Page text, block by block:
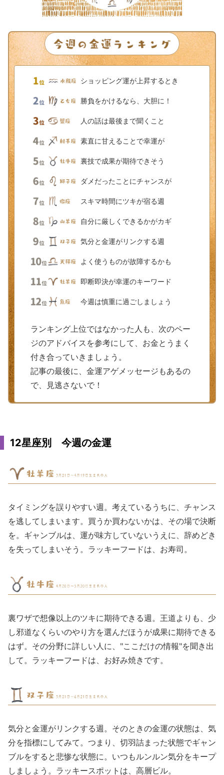
ショッピング運が上昇するとき
勝負をかけるなら、大胆に！
人の話は最後まで聞くこと
素直に甘えることで幸運が
裏技で成果が期待できそう
ダメだったことにチャンスが
スキマ時間にツキが宿る週
自分に厳しくできるかがカギ
気分と金運がリンクする週
よく使うものが故障するかも
即断即決が幸運のキーワード
今週は慎重に過ごしましょう
ランキング上位ではなかった人も、次のペー
ジのアドバイスを参考にして、お金とうまく
付き合っていきましょう。
記事の最後に、金運アゲメッセージもあるの
で、見逃さないで！
12星座別 今週の金運
タイミングを誤りやすい週。考えているうちに、チャンス
を逃してしまいます。買うか買わないかは、その場で決断
を。ギャンブルは、運が味方していないうえに、辞めどき
を失ってしまいそう。ラッキーフードは、お寿司。
裏ワザで想像以上のツキに期待できる週。王道よりも、少
し邪道なくらいのやり方を選んだほうが成果に期待できる
はず。その分野に詳しい人に、"ここだけの情報"を聞き出
して。ラッキーフードは、お好み焼きです。
気分と金運がリンクする週。そのときの金運の状態は、気
分を指標にしてみて。つまり、切羽詰まった状態でギャン
ブルをすると悲惨な状態に。いつもルンルン気分をキープ
しましょう。ラッキースポットは、高層ビル。